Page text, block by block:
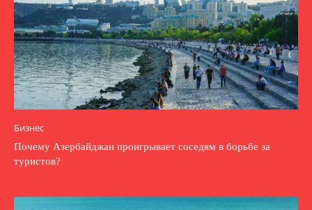
Бизнес
Почему Азербайджан проигрывает соседям в борьбе за
туристов?